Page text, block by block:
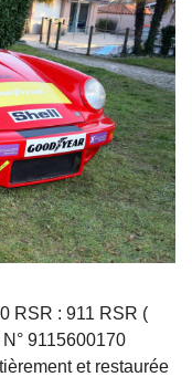
RSR : 911 RSR (
9115600170
et restaurée